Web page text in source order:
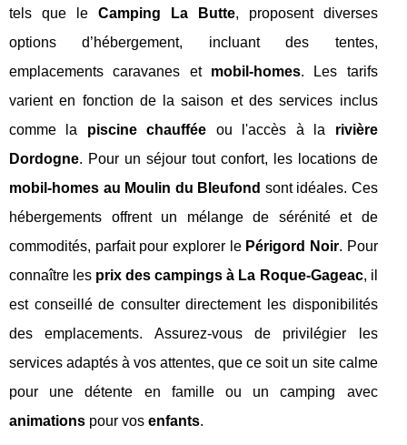
tels que le Camping La Butte, proposent diverses
options d’hébergement, incluant des tentes,
emplacements caravanes et mobil-homes. Les tarifs
varient en fonction de la saison et des services inclus
comme la piscine chauffée ou l'accès à la rivière
Dordogne. Pour un séjour tout confort, les locations de
mobil-homes au Moulin du Bleufond sont idéales. Ces
hébergements offrent un mélange de sérénité et de
commodités, parfait pour explorer le Périgord Noir. Pour
connaître les prix des campings à La Roque-Gageac, il
est conseillé de consulter directement les disponibilités
des emplacements. Assurez-vous de privilégier les
services adaptés à vos attentes, que ce soit un site calme
pour une détente en famille ou un camping avec
animations pour vos enfants.